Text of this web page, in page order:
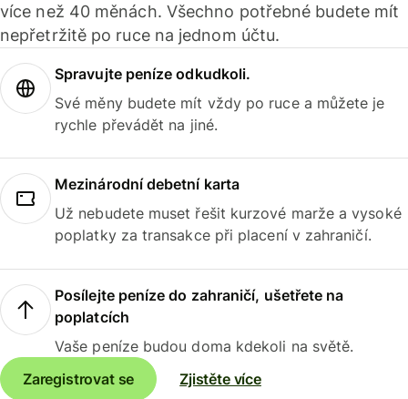
více než 40 měnách. Všechno potřebné budete mít
nepřetržitě po ruce na jednom účtu.
Spravujte peníze odkudkoli.
Své měny budete mít vždy po ruce a můžete je
rychle převádět na jiné.
Mezinárodní debetní karta
Už nebudete muset řešit kurzové marže a vysoké
poplatky za transakce při placení v zahraničí.
Posílejte peníze do zahraničí, ušetřete na
poplatcích
Vaše peníze budou doma kdekoli na světě.
Zaregistrovat se
Zjistěte více